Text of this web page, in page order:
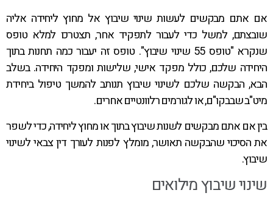
אם אתם מבקשים לעשות שינוי שיבוץ אל מחוץ ליחידה אליה
שובצתם, למשל כדי לעבור לתפקיד אחר, תצטרכו למלא טופס
שנקרא "טופס 55 שינוי שיבוץ". טופס זה יעבור כמה תחנות בתוך
היחידה שלכם, כולל מפקד אישי, שלישות ומפקד היחידה. בשלב
הבא, הבקשה שלכם לשינוי שיבוץ תנותב להמשך טיפול ביחידת
מיט"ב שבבקו"ם, או לגורמים רלוונטיים אחרים.
בין אם אתם מבקשים לשנות שיבוץ בתוך או מחוץ ליחידה, כדי לשפר
את הסיכוי שהבקשה תאושר, מומלץ לפנות לעורך דין צבאי לשינוי
שיבוץ.
שינוי שיבוץ מילואים